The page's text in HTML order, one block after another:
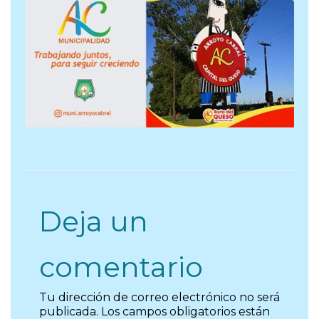
Deja un
comentario
Tu dirección de correo electrónico no será
publicada. Los campos obligatorios están